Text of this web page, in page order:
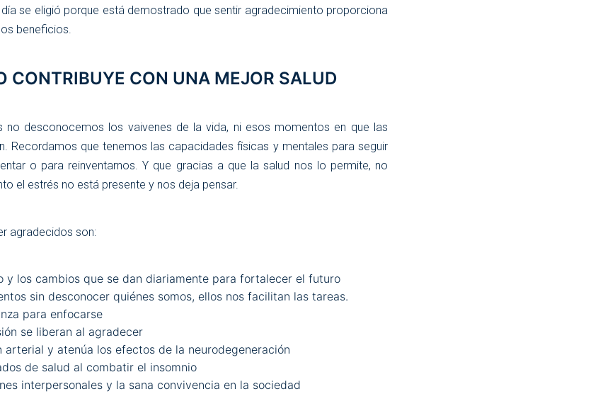
se eligió porque está demostrado que sentir agradecimiento proporciona
beneficios.
CONTRIBUYE CON UNA MEJOR SALUD
no desconocemos los vaivenes de la vida, ni esos momentos en que las
Recordamos que tenemos las capacidades físicas y mentales para seguir
o para reinventarnos. Y que gracias a que la salud nos lo permite, no
el estrés no está presente y nos deja pensar.
agradecidos son:
y los cambios que se dan diariamente para fortalecer el futuro
sin desconocer quiénes somos, ellos nos facilitan las tareas.
para enfocarse
se liberan al agradecer
arterial y atenúa los efectos de la neurodegeneración
de salud al combatir el insomnio
interpersonales y la sana convivencia en la sociedad